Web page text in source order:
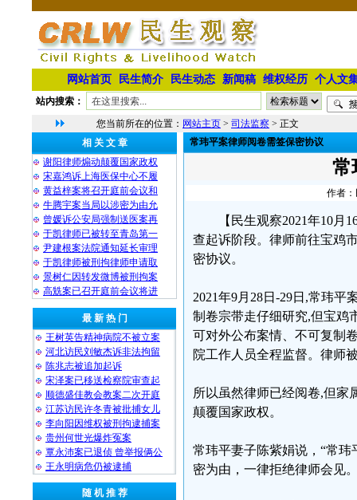
网站首页 民生简介 民生动态 新闻稿 维权经历 个人文
站内搜索：
您当前所在的位置： 网站主页 > 司法监察 > 正文
相 关 文 章
谢阳律师煽动颠覆国家政权
宋嘉鸿诉上海医保中心不履
黄益梓案将召开庭前会议和
牛腾宇案当局以涉密为由允
曾媛诉公安局强制送医案再
于凯律师已被转至青岛第一
尹建根案法院通知延长审理
于凯律师被刑拘律师申请取
景树仁因转发微博被刑拘案
高兟案已召开庭前会议将进
最 新 热 门
王树英告精神病院不被立案
河北访民刘敏杰诉非法拘留
陈兆志被追加起诉
宋泽案已移送检察院审查起
顺德盛佳教会教案二次开庭
江苏访民许冬青被批捕女儿
李向阳因维权被刑拘逮捕案
贵州何世光爆炸冤案
覃永沛案已退侦 曾举报俩公
王永明病危仍被逮捕
随 机 推 荐
常玮平案律师阅卷需签保密协议
常
作者：
【民生观察2021年10
查起诉阶段。律师前往宝鸡
密协议。
2021年9月28日-29日,常玮
制卷宗带走仔细研究,但宝鸡
可对外公布案情、不可复制
院工作人员全程监督。律师
所以虽然律师已经阅卷,但家
颠覆国家政权。
常玮平妻子陈紫娟说，“常
密为由，一律拒绝律师会见